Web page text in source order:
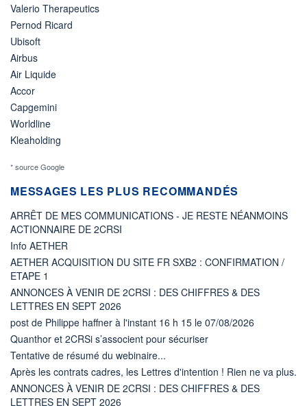
Valerio Therapeutics
Pernod Ricard
Ubisoft
Airbus
Air Liquide
Accor
Capgemini
Worldline
Kleaholding
* source Google
MESSAGES LES PLUS RECOMMANDÉS
ARRÊT DE MES COMMUNICATIONS - JE RESTE NÉANMOINS
ACTIONNAIRE DE 2CRSI
Info AETHER
AETHER ACQUISITION DU SITE FR SXB2 : CONFIRMATION /
ETAPE 1
ANNONCES À VENIR DE 2CRSI : DES CHIFFRES & DES
LETTRES EN SEPT 2026
post de Philippe haffner à l'instant 16 h 15 le 07/08/2026
Quanthor et 2CRSi s’associent pour sécuriser
Tentative de résumé du webinaire...
Après les contrats cadres, les Lettres d'intention ! Rien ne va plus.
ANNONCES À VENIR DE 2CRSI : DES CHIFFRES & DES
LETTRES EN SEPT 2026